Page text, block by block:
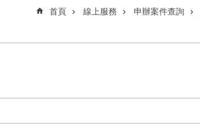
首頁 線上服務 申辦案件查詢